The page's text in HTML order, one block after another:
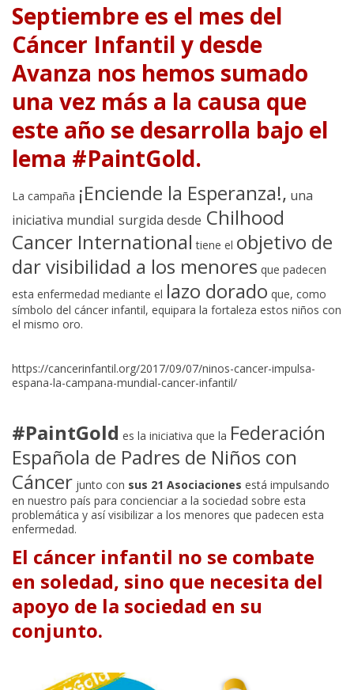
Septiembre es el mes del
Cáncer Infantil y desde
Avanza nos hemos sumado
una vez más a la causa que
este año se desarrolla bajo el
lema #PaintGold.
La campaña ¡Enciende la Esperanza!, una
iniciativa mundial surgida desde Chilhood
Cancer International tiene el objetivo de
dar visibilidad a los menores que padecen
esta enfermedad mediante el lazo dorado que, como
símbolo del cáncer infantil, equipara la fortaleza estos niños con
el mismo oro.
https://cancerinfantil.org/2017/09/07/ninos-cancer-impulsa-
espana-la-campana-mundial-cancer-infantil/
#PaintGold es la iniciativa que la Federación
Española de Padres de Niños con
Cáncer junto con sus 21 Asociaciones está impulsando
en nuestro país para concienciar a la sociedad sobre esta
problemática y así visibilizar a los menores que padecen esta
enfermedad.
El cáncer infantil no se combate
en soledad, sino que necesita del
apoyo de la sociedad en su
conjunto.